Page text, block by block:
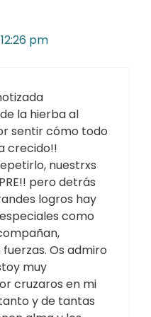
pm
la hierba al
sentir cómo todo
crecido!!
nuestrxs
pero detrás
logros hay
como
Os admiro
muy
cruzaros en mi
y de tantas